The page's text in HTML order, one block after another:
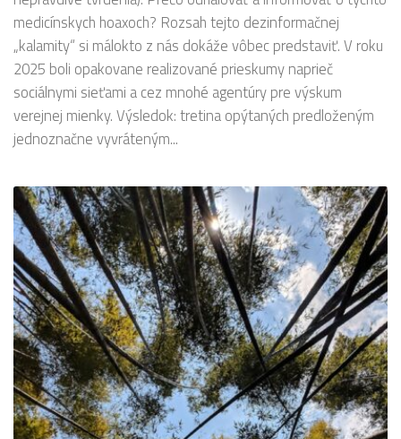
medicínskych hoaxoch? Rozsah tejto dezinformačnej
„kalamity“ si málokto z nás dokáže vôbec predstaviť. V roku
2025 boli opakovane realizované prieskumy naprieč
sociálnymi sieťami a cez mnohé agentúry pre výskum
verejnej mienky. Výsledok: tretina opýtaných predloženým
jednoznačne vyvráteným...